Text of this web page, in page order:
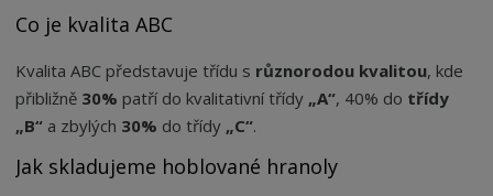
Co je kvalita ABC
Kvalita ABC představuje třídu s různorodou kvalitou, kde
přibližně 30% patří do kvalitativní třídy „A“, 40% do třídy
„B“ a zbylých 30% do třídy „C“.
Jak skladujeme hoblované hranoly